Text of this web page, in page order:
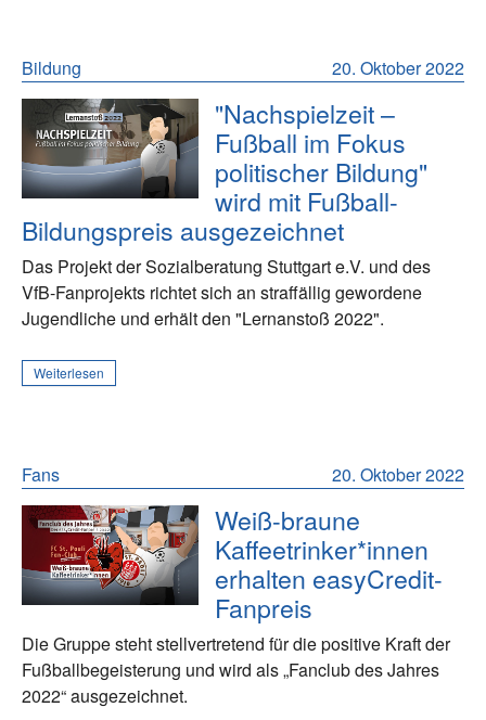
20. Oktober 2022
Bildung
"Nachspielzeit –
Fußball im Fokus
politischer Bildung"
wird mit Fußball-
Bildungspreis ausgezeichnet
Das Projekt der Sozialberatung Stuttgart e.V. und des
VfB-Fanprojekts richtet sich an straffällig gewordene
Jugendliche und erhält den "Lernanstoß 2022".
Weiterlesen
20. Oktober 2022
Fans
Weiß-braune
Kaffeetrinker*innen
erhalten easyCredit-
Fanpreis
Die Gruppe steht stellvertretend für die positive Kraft der
Fußballbegeisterung und wird als „Fanclub des Jahres
2022“ ausgezeichnet.